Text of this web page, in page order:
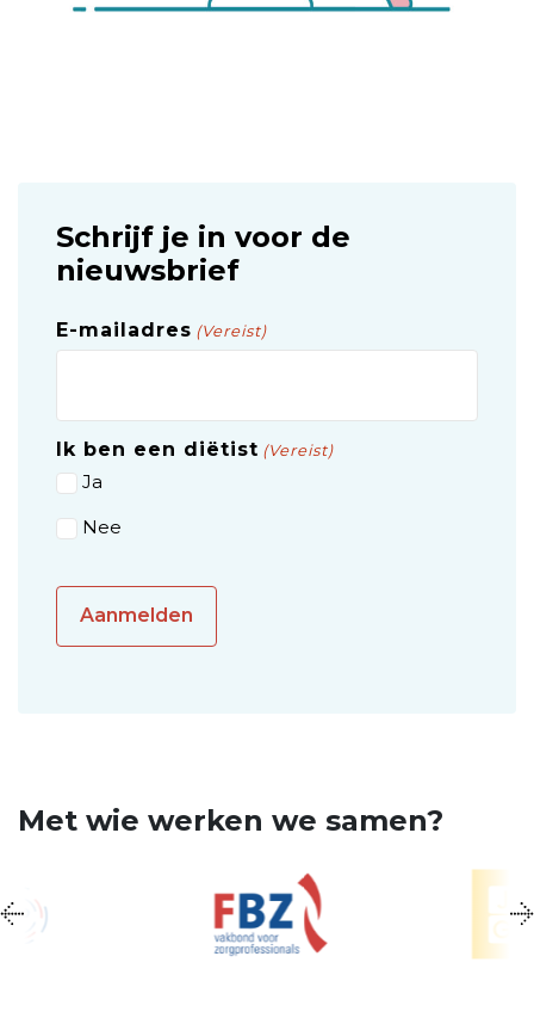
Schrijf je in voor de
nieuwsbrief
E-mailadres (Vereist)
Ik ben een diëtist (Vereist)
Ja
Nee
Met wie werken we samen?